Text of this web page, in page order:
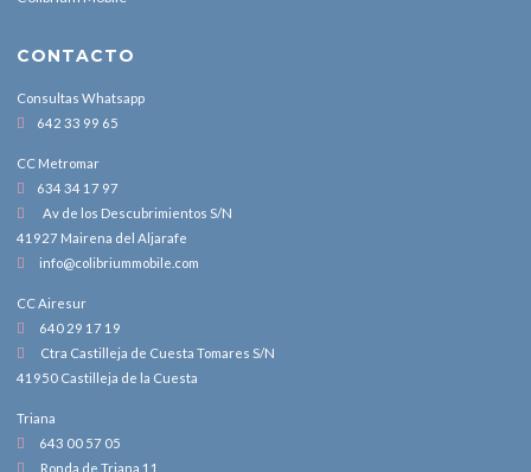
CONTACTO
Consultas Whatsapp
642 33 99 65
CC Metromar
634 34 17 97
Av de los Descubrimientos S/N
41927 Mairena del Aljarafe
info@colibriummobile.com
CC Airesur
640 29 17 19
Ctra Castilleja de Cuesta Tomares S/N
41950 Castilleja de la Cuesta
Triana
643 00 57 05
Ronda de Triana 11,